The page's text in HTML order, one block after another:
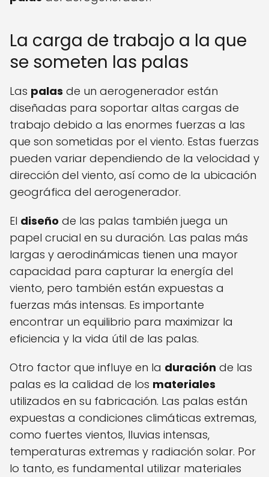
La carga de trabajo a la que
se someten las palas
Las palas de un aerogenerador están
diseñadas para soportar altas cargas de
trabajo debido a las enormes fuerzas a las
que son sometidas por el viento. Estas fuerzas
pueden variar dependiendo de la velocidad y
dirección del viento, así como de la ubicación
geográfica del aerogenerador.
El diseño de las palas también juega un
papel crucial en su duración. Las palas más
largas y aerodinámicas tienen una mayor
capacidad para capturar la energía del
viento, pero también están expuestas a
fuerzas más intensas. Es importante
encontrar un equilibrio para maximizar la
eficiencia y la vida útil de las palas.
Otro factor que influye en la duración de las
palas es la calidad de los materiales
utilizados en su fabricación. Las palas están
expuestas a condiciones climáticas extremas,
como fuertes vientos, lluvias intensas,
temperaturas extremas y radiación solar. Por
lo tanto, es fundamental utilizar materiales